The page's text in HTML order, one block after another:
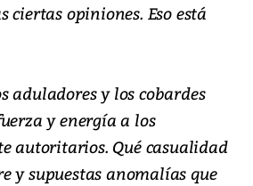
ciertas opiniones. Eso está
aduladores y los cobardes
y energía a los
autoritarios. Qué casualidad
y supuestas anomalías que